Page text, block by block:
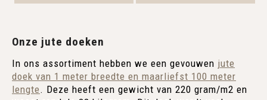
Onze jute doeken
In ons assortiment hebben we een gevouwen jute
doek van 1 meter breedte en maarliefst 100 meter
lengte . Deze heeft een gewicht van 220 gram/m2 en